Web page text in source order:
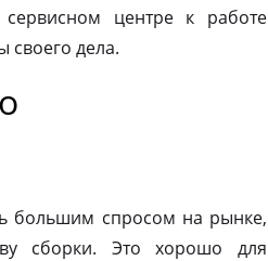
центре к работе
своего дела.
большим спросом на рынке,
сборки. Это хорошо для